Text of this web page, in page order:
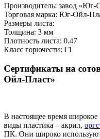
Производитель: завод «Юг-
Торговая марка: Юг-Ойл-
Размеры листа:
Толщина: 3 мм
Плотность листа: 0.47
Класс горючести: Г1
Сертификаты на
Ойл-Пласт»
В настоящее время
виды пластика – акрил,
ПК. Они широко